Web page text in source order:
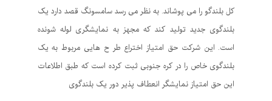
کل بلندگو را می پوشاند. به نظر می رسد سامسونگ قصد دارد یک
بلندگوی جدید تولید کند که مجهز به نمایشگری لوله شونده
است. این شرکت حق امتیاز اختراع طر ح هایی مربوط به یک
بلندگوی خاص را در کره جنوبی ثبت کرده است که طبق اطلاعات
این حق امتیاز نمایشگر انعطاف پذیر دور یک بلندگوی